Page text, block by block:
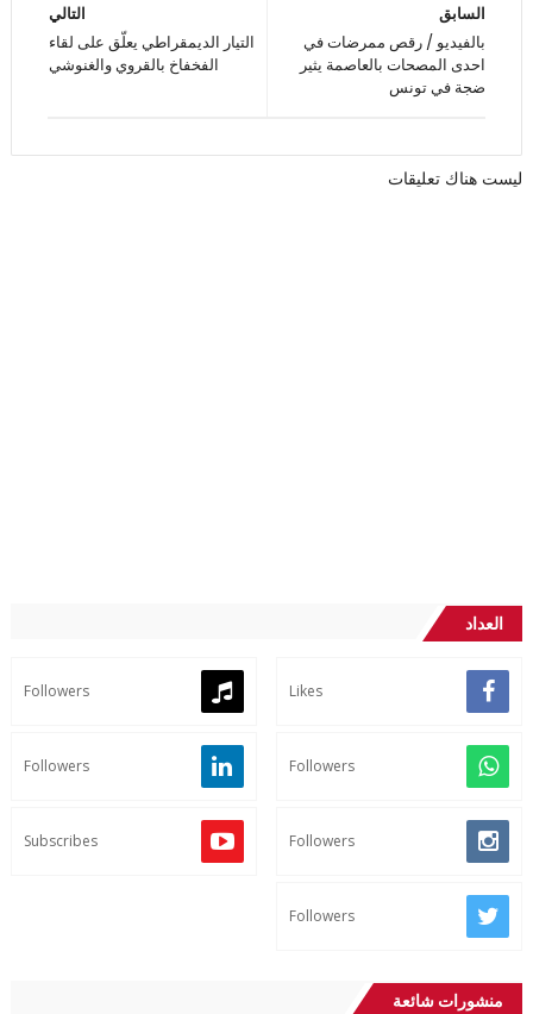
التالي
التيار الديمقراطي يعلّق على لقاء
الفخفاخ بالقروي والغنوشي
السابق
بالفيديو / رقص ممرضات في
احدى المصحات بالعاصمة يثير
ضجة في تونس
ليست هناك تعليقات
العداد
Likes
Followers
Followers
Followers
Followers
Subscribes
Followers
منشورات شائعة